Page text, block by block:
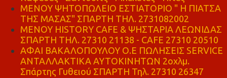
ΜΕΝΟΥ ΨΗΤΟΠΩΛΕΙΟ ΕΣΤΙΑΤΟΡΙΟ " Η ΠΙΑΤΣΑ
ΤΗΣ ΜΑΣΑΣ" ΣΠΑΡΤΗ ΤΗΛ. 2731082002
ΜΕΝΟΥ HISTORY CAFE & ΨΗΣΤΑΡΙΑ ΛΕΩΝΙΔΑΣ
ΣΠΑΡΤΗ ΤΗΛ. 27310 21138 - CAFE 27310 20510
ΑΦΑΙ ΒΑΚΑΛΟΠΟΥΛΟΥ Ο.Ε ΠΩΛΗΣΕΙΣ SERVICE
ΑΝΤΑΛΛΑΚΤΙΚΑ ΑΥΤΟΚΙΝΗΤΩΝ 2οχλμ.
Σπάρτης Γυθειού ΣΠΑΡΤΗ Τηλ. 27310 26347